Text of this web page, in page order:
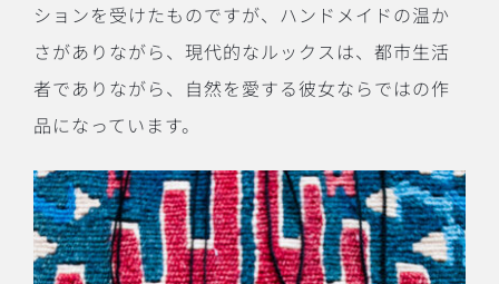
ションを受けたものですが、ハンドメイドの温か
さがありながら、現代的なルックスは、都市生活
者でありながら、自然を愛する彼女ならではの作
品になっています。